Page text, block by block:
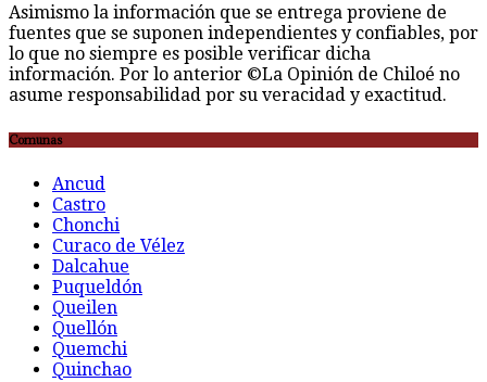
Asimismo la información que se entrega proviene de
fuentes que se suponen independientes y confiables, por
lo que no siempre es posible verificar dicha
información. Por lo anterior ©La Opinión de Chiloé no
asume responsabilidad por su veracidad y exactitud.
Comunas
Ancud
Castro
Chonchi
Curaco de Vélez
Dalcahue
Puqueldón
Queilen
Quellón
Quemchi
Quinchao